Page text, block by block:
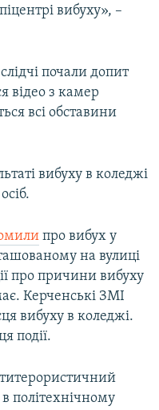
вибуху», –
почали допит
відео з камер
всі обставини
вибуху в коледжі
про вибух у
на вулиці
про причини вибуху
Керченські ЗМІ
вибуху в коледжі.
події.
політехнічному